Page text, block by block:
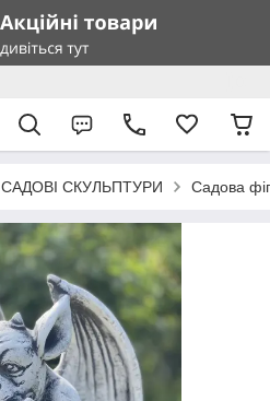
САДОВІ СКУЛЬПТУРИ Садова